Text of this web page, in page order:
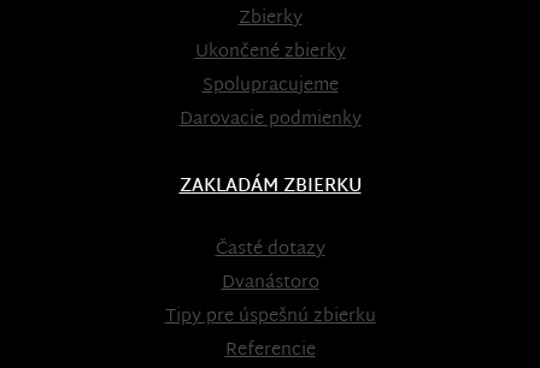
Zbierky
Ukončené zbierky
Spolupracujeme
Darovacie podmienky
ZAKLADÁM ZBIERKU
Časté dotazy
Dvanástoro
Tipy pre úspešnú zbierku
Referencie